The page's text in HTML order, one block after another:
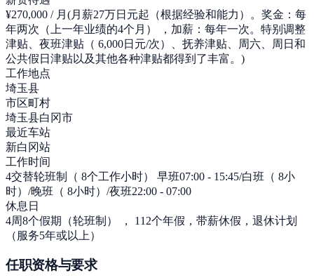
¥270,000 / 月 (月薪27万日元起（根据经验和能力）。奖金：每
年两次（上一年业绩的4个月） ，加薪：每年一次。特别调整
津贴、夜班津贴（ 6,000日元/次）、抚养津贴、周六、周日和
公共假日津贴以及其他各种津贴都得到了丰富。 )
工作地点
埼玉县
市区町村
埼玉县白冈市
最近车站
新白冈站
工作时间
4交替轮班制（ 8个工作小时） 早班07:00 - 15:45/白班（ 8小
时）/晚班（ 8小时）/夜班22:00 - 07:00
休息日
4周8个假期（轮班制） ， 112个年假，带薪休假，退休计划
（服务5年或以上）
任职资格与要求